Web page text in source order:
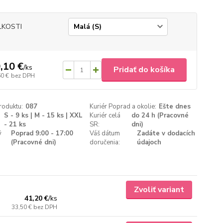
€/ks
€ bez DPH
Pridať do košíka
087 Kuriér Poprad a okolie: Ešte dnes
S - 9 ks | M - 15 ks | XXL
- 21 ks
Kuriér celá
SR:
do 24 h (Pracovné
dni)
Poprad 9:00 - 17:00
(Pracovné dni)
Váš dátum
doručenia:
Zadáte v dodacích
údajoch
41,20 €/ks
33,50 € bez DPH
Zvoliť variant